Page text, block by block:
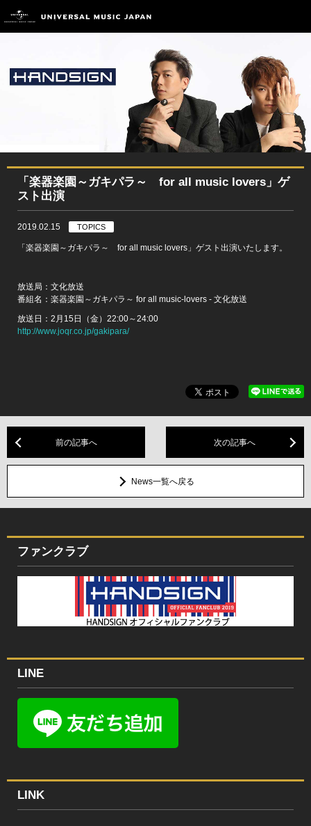
「楽器楽園～ガキパラ～ for all music lovers」ゲ
スト出演
2019.02.15 TOPICS
「楽器楽園～ガキパラ～ for all music lovers」ゲスト出演いたします。
放送局：文化放送
番組名：楽器楽園～ガキパラ～ for all music-lovers - 文化放送
放送日：2月15日（金）22:00～24:00
http://www.joqr.co.jp/gakipara/
前の記事へ 次の記事へ
News一覧へ戻る
ファンクラブ
LINE
LINK